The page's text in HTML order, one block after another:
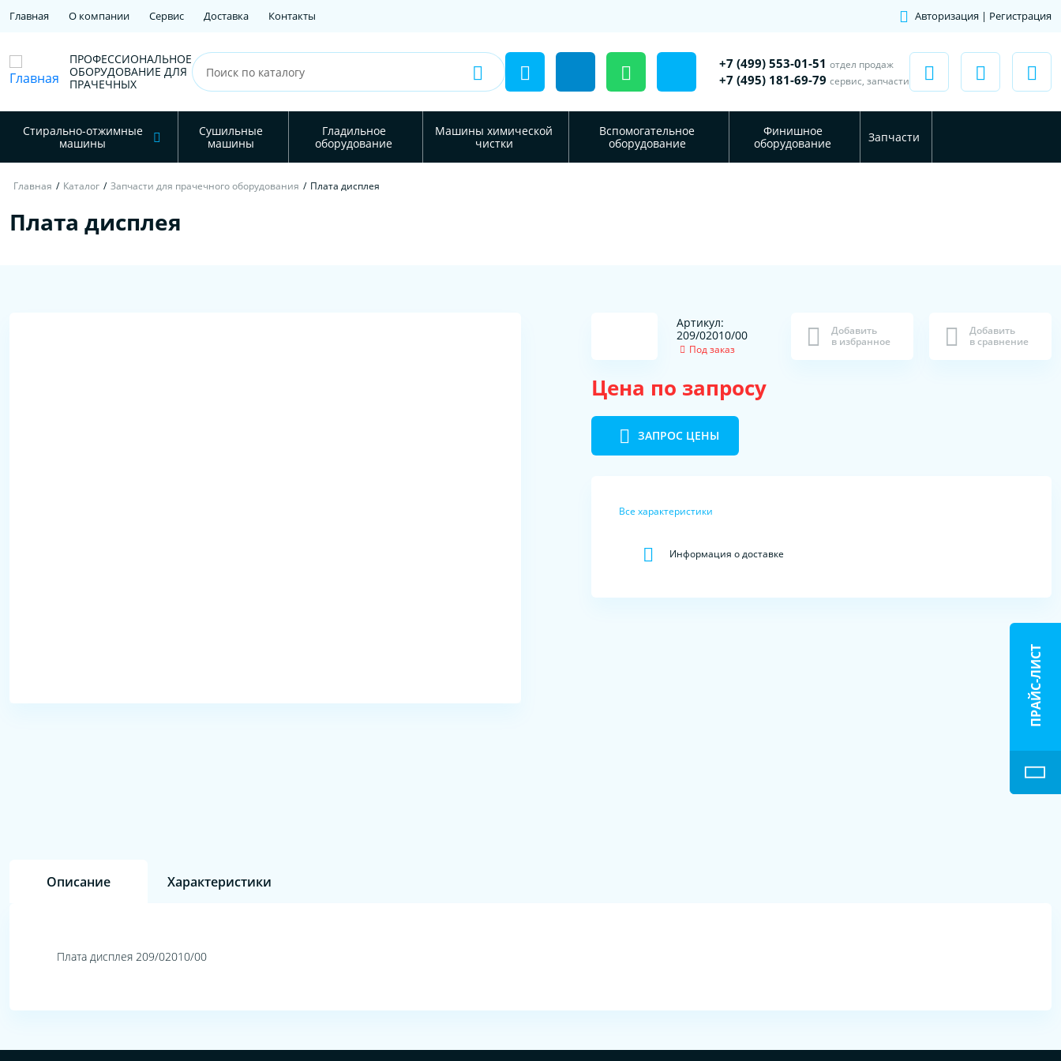
Главная О компании Сервис Доставка Контакты Авторизация | Регистрация
ПРОФЕССИОНАЛЬНОЕ
ОБОРУДОВАНИЕ ДЛЯ
ПРАЧЕЧНЫХ
+7 (499) 553-01-51 отдел продаж
+7 (495) 181-69-79 сервис, запчасти
Стирально-отжимные
машины
Сушильные
машины
Гладильное
оборудование
Машины химической
чистки
Вспомогательное
оборудование
Финишное
оборудование
Запчасти
Главная / Каталог / Запчасти для прачечного оборудования / Плата дисплея
Плата дисплея
Артикул:
209/02010/00
Под заказ
Добавить
в избранное
Добавить
в сравнение
Цена по запросу
ЗАПРОС ЦЕНЫ
Все характеристики
Информация о доставке
Описание Характеристики
Плата дисплея 209/02010/00
ПРАЙС-ЛИСТ